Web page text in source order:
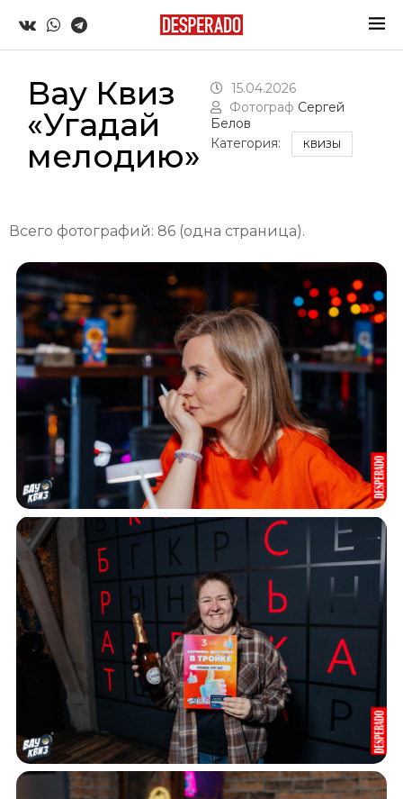
Вау Квиз
«Угадай
мелодию»
15.04.2026
Фотограф Сергей
Белов
Категория:
КВИЗЫ
Всего фотографий: 86 (одна страница).